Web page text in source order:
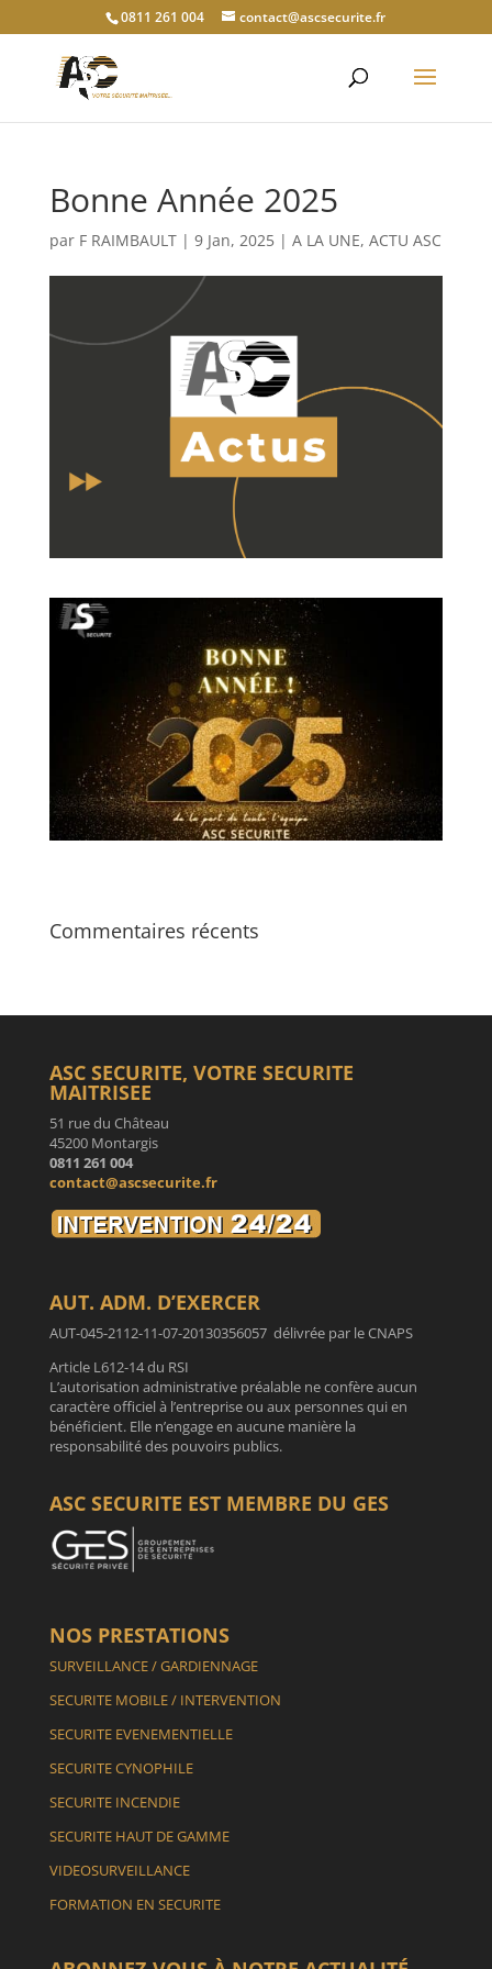
0811 261 004 contact@ascsecurite.fr
Bonne Année 2025
par F RAIMBAULT| 9 Jan, 2025| A LA UNE, ACTU ASC
Commentaires récents
ASC SECURITE, VOTRE SECURITE
MAITRISEE
51 rue du Château
45200 Montargis
0811 261 004
contact@ascsecurite.fr
AUT. ADM. D’EXERCER
AUT-045-2112-11-07-20130356057 délivrée par le CNAPS
Article L612-14 du RSI
L’autorisation administrative préalable ne confère aucun
caractère officiel à l’entreprise ou aux personnes qui en
bénéficient. Elle n’engage en aucune manière la
responsabilité des pouvoirs publics.
ASC SECURITE EST MEMBRE DU GES
NOS PRESTATIONS
SURVEILLANCE / GARDIENNAGE
SECURITE MOBILE / INTERVENTION
SECURITE EVENEMENTIELLE
SECURITE CYNOPHILE
SECURITE INCENDIE
SECURITE HAUT DE GAMME
VIDEOSURVEILLANCE
FORMATION EN SECURITE